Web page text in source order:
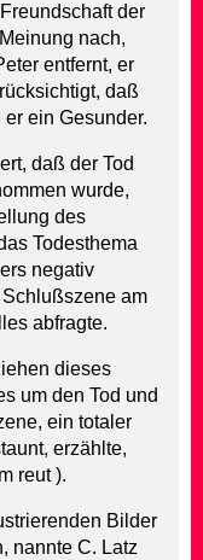
der
nach,
entfernt, er
daß
ein Gesunder.
daß der Tod
wurde,
des
Todesthema
negativ
am
abfragte.
dieses
um den Tod und
ein totaler
erzählte,
reut ).
Bilder
nannte C. Latz